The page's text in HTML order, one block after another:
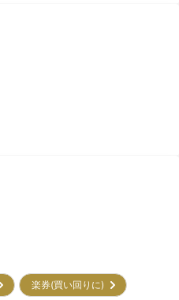
楽券(買い回りに)